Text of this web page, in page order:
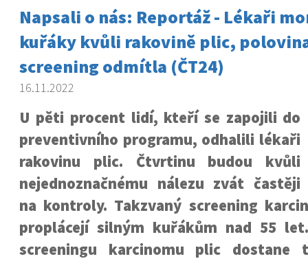
Napsali o nás: Reportáž - Lékaři
kuřáky kvůli rakovině plic,
screening odmítla (ČT24)
16.11.2022
U pěti procent lidí, kteří se zapojili do
preventivního programu, odhalili lékaři
rakovinu plic. Čtvrtinu budou kvůli
nejednoznačnému nálezu zvát častěji
na kontroly. Takzvaný screening
proplácejí silným kuřákům nad 55
screeningu karcinomu plic